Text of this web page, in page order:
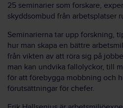
25 seminarier som forskare,
skyddsombud från arbetsplatser
Seminarierna tar upp forskning,
hur man skapa en bättre arbe
från vikten av att röra sig på
man kan undvika fallolyckor, till
för att förebygga mobbning och
förutsättningar för chefer.